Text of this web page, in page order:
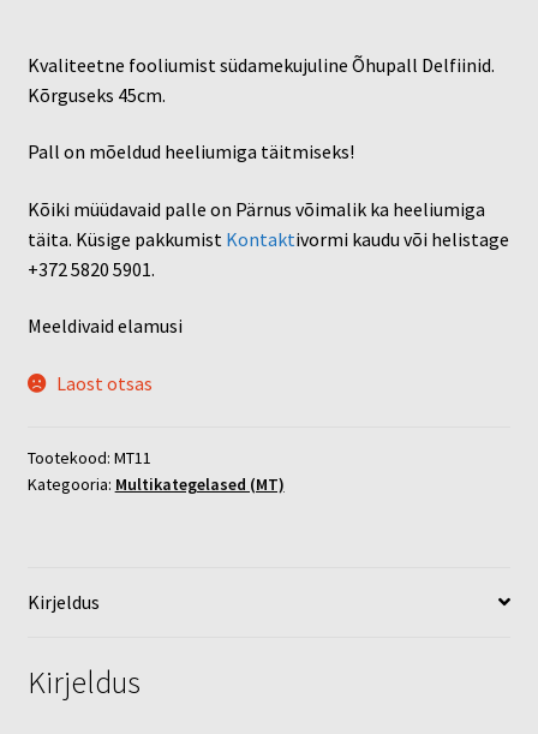
Kvaliteetne fooliumist südamekujuline Õhupall Delfiinid.
Kõrguseks 45cm.
Pall on mõeldud heeliumiga täitmiseks!
Kõiki müüdavaid palle on Pärnus võimalik ka heeliumiga
täita. Küsige pakkumist Kontaktivormi kaudu või helistage
+372 5820 5901.
Meeldivaid elamusi
Laost otsas
Tootekood: MT11
Kategooria: Multikategelased (MT)
Kirjeldus
Kirjeldus